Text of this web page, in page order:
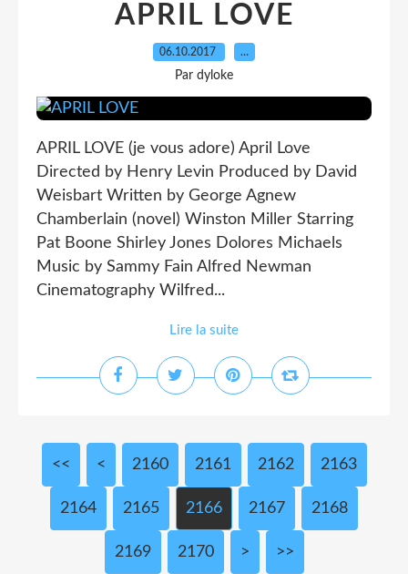
APRIL LOVE
06.10.2017 …
Par dyloke
APRIL LOVE (je vous adore) April Love
Directed by Henry Levin Produced by David
Weisbart Written by George Agnew
Chamberlain (novel) Winston Miller Starring
Pat Boone Shirley Jones Dolores Michaels
Music by Sammy Fain Alfred Newman
Cinematography Wilfred...
Lire la suite
<< < 2100
2110
2120
2130
2140
2150
2160 2161 2162 2163
2164 2165 2166 2167 2168
2169 2170 2180
2190
2200
2300
2400
2500
2600
2700
2800
2900
3000
> >>